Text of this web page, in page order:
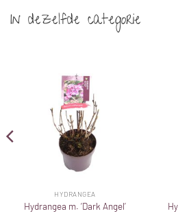
In dezelfde categorie
HYDRANGEA
Hydrangea m. ‘Dark Angel’